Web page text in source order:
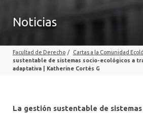
PROFESORES
Noticias
Facultad de Derecho / Cartas a la Comunidad
sustentable de sistemas socio-ecológicos a
adaptativa | Katherine Cortés G
La gestión sustentable de